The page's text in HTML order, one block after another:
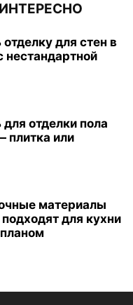
для стен в
отделки пола
плитка или
материалы
для кухни